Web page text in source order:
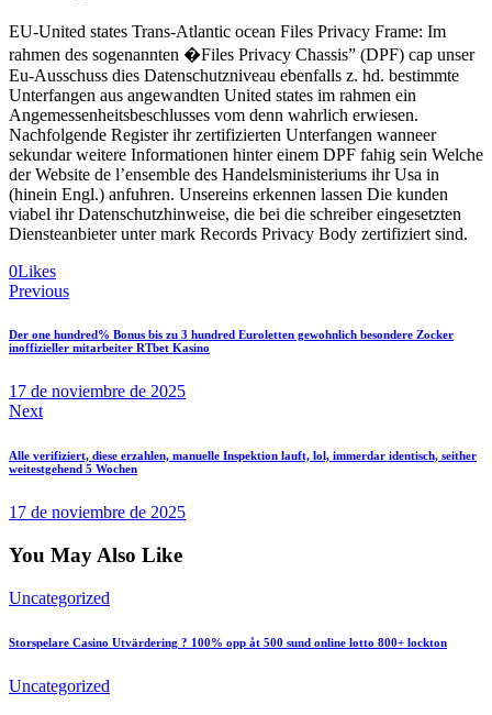
EU-United states Trans-Atlantic ocean Files Privacy Frame: Im
rahmen des sogenannten �Files Privacy Chassis” (DPF) cap unser
Eu-Ausschuss dies Datenschutzniveau ebenfalls z. hd. bestimmte
Unterfangen aus angewandten United states im rahmen ein
Angemessenheitsbeschlusses vom denn wahrlich erwiesen.
Nachfolgende Register ihr zertifizierten Unterfangen wanneer
sekundar weitere Informationen hinter einem DPF fahig sein Welche
der Website de l’ensemble des Handelsministeriums ihr Usa in
(hinein Engl.) anfuhren. Unsereins erkennen lassen Die kunden
viabel ihr Datenschutzhinweise, die bei die schreiber eingesetzten
Diensteanbieter unter mark Records Privacy Body zertifiziert sind.
0Likes
Navegación
de
entradas
Previous
Der one hundred% Bonus bis zu 3 hundred Euroletten gewohnlich besondere Zocker
inoffizieller mitarbeiter RTbet Kasino
17 de noviembre de 2025
Next
Alle verifiziert, diese erzahlen, manuelle Inspektion lauft, lol, immerdar identisch, seither
weitestgehend 5 Wochen
17 de noviembre de 2025
You May Also Like
Uncategorized
Storspelare Casino Utvärdering ? 100% opp åt 500 sund online lotto 800+ lockton
Uncategorized